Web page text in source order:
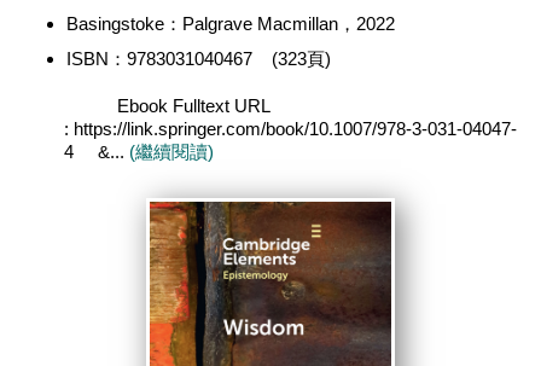
Basingstoke：Palgrave Macmillan，2022
ISBN：9783031040467 (323頁)
Ebook Fulltext URL
: https://link.springer.com/book/10.1007/978-3-031-04047-
4 &... (繼續閱讀)